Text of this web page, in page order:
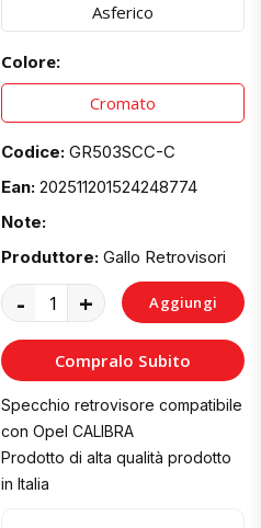
Asferico
Colore:
Cromato
Codice: GR503SCC-C
Ean: 202511201524248774
Note:
Produttore: Gallo Retrovisori
- + Aggiungi
al
Carrello
Compralo Subito
Specchio retrovisore compatibile
con Opel CALIBRA
Prodotto di alta qualità prodotto
in Italia